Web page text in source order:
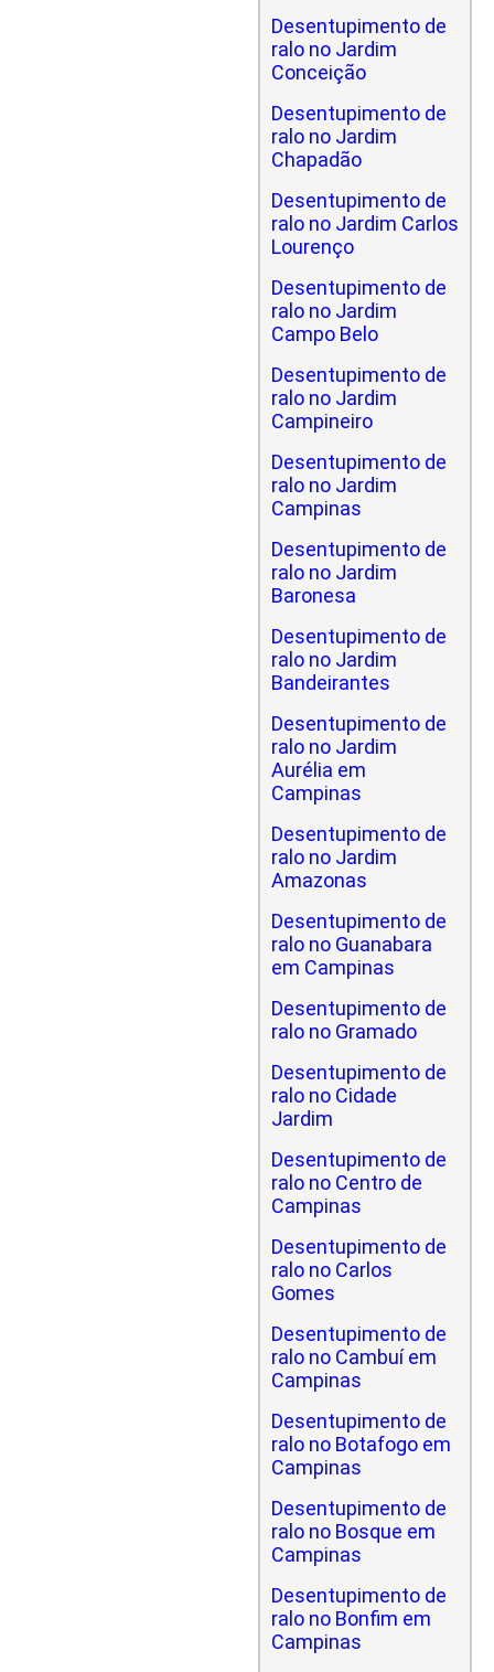
Desentupimento de
ralo no Jardim
Conceição
Desentupimento de
ralo no Jardim
Chapadão
Desentupimento de
ralo no Jardim Carlos
Lourenço
Desentupimento de
ralo no Jardim
Campo Belo
Desentupimento de
ralo no Jardim
Campineiro
Desentupimento de
ralo no Jardim
Campinas
Desentupimento de
ralo no Jardim
Baronesa
Desentupimento de
ralo no Jardim
Bandeirantes
Desentupimento de
ralo no Jardim
Aurélia em
Campinas
Desentupimento de
ralo no Jardim
Amazonas
Desentupimento de
ralo no Guanabara
em Campinas
Desentupimento de
ralo no Gramado
Desentupimento de
ralo no Cidade
Jardim
Desentupimento de
ralo no Centro de
Campinas
Desentupimento de
ralo no Carlos
Gomes
Desentupimento de
ralo no Cambuí em
Campinas
Desentupimento de
ralo no Botafogo em
Campinas
Desentupimento de
ralo no Bosque em
Campinas
Desentupimento de
ralo no Bonfim em
Campinas